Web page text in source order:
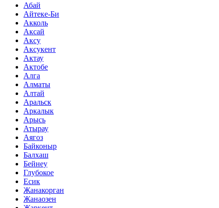
Абай
Айтеке-Би
Акколь
Аксай
Аксу
Аксукент
Актау
Актобе
Алга
Алматы
Алтай
Аральск
Аркалык
Арысь
Атырау
Аягоз
Байконыр
Балхаш
Бейнеу
Глубокое
Есик
Жанакорган
Жанаозен